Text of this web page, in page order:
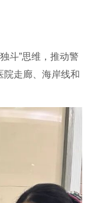
斗”思维，推动警
院走廊、海岸线和